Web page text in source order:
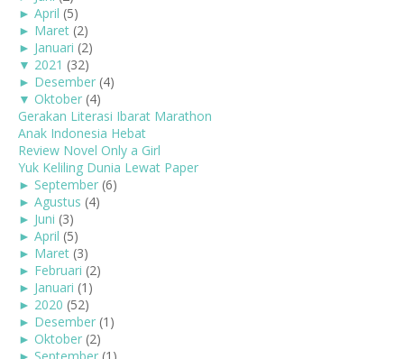
► April (5)
► Maret (2)
► Januari (2)
▼ 2021 (32)
► Desember (4)
▼ Oktober (4)
Gerakan Literasi Ibarat Marathon
Anak Indonesia Hebat
Review Novel Only a Girl
Yuk Keliling Dunia Lewat Paper
► September (6)
► Agustus (4)
► Juni (3)
► April (5)
► Maret (3)
► Februari (2)
► Januari (1)
► 2020 (52)
► Desember (1)
► Oktober (2)